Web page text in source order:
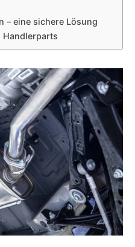
– eine sichere Lösung
Handlerparts